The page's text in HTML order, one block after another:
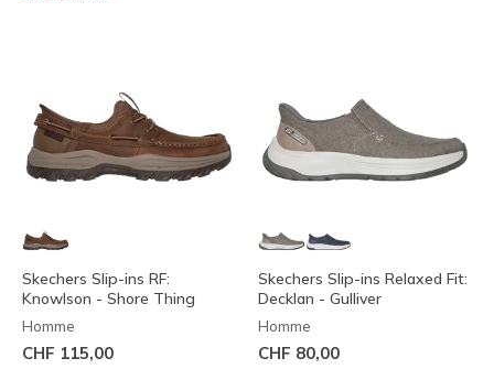
Skechers Slip-ins RF:
Knowlson - Shore Thing
Homme
CHF 115,00
Skechers Slip-ins Relaxed Fit:
Decklan - Gulliver
Homme
CHF 80,00